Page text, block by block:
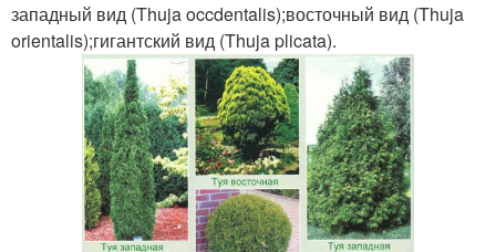
западный вид (Thuja occdentalis);восточный вид (Thuja
orientalis);гигантский вид (Thuja plicata).